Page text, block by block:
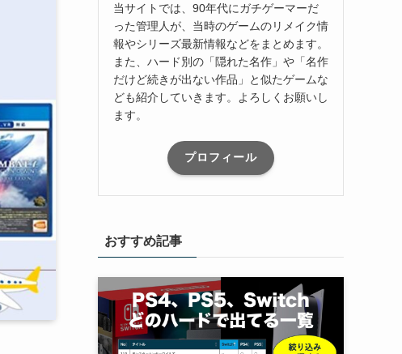
当サイトでは、90年代にガチゲーマーだ
った管理人が、当時のゲームのリメイク情
報やシリーズ最新情報などをまとめます。
また、ハード別の「隠れた名作」や「名作
だけど続きが出ない作品」と似たゲームな
ども紹介していきます。よろしくお願いし
ます。
プロフィール
おすすめ記事